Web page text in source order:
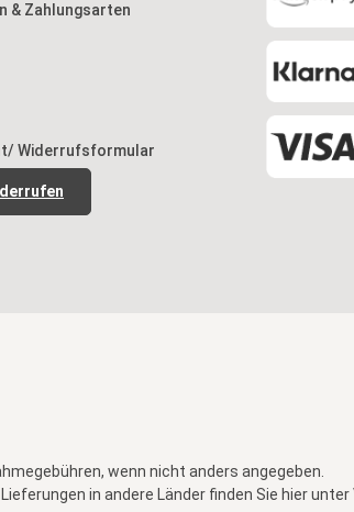
& Zahlungsarten
Widerrufsformular
wenn nicht anders angegeben.
in andere Länder finden Sie hier unter